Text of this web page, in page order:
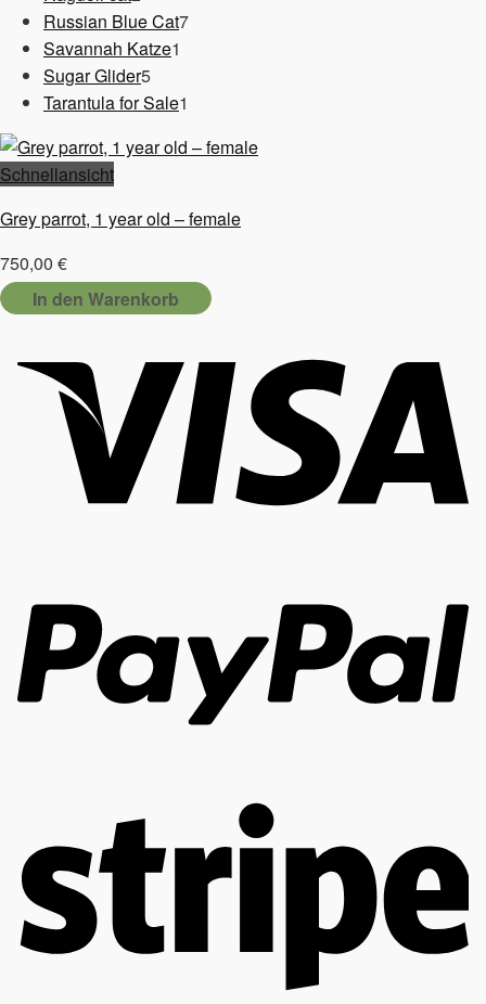
Produkte
Russian Blue Cat77
Savannah Katze1
Sugar Glider55
Produkte
Tarantula for Sale1
Schnellansicht
Grey parrot, 1 year old – female
750,00 €
In den Warenkorb